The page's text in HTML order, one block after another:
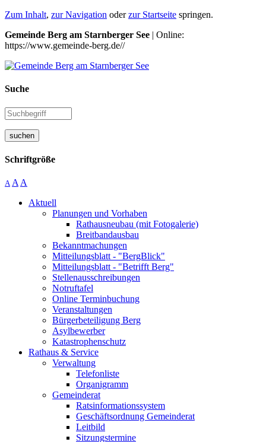
Zum Inhalt, zur Navigation oderzur Startseite springen.
Gemeinde Berg am Starnberger See | Online:
https://www.gemeinde-berg.de//
Suche
suchen
Schriftgröße
A A A
Aktuell
Planungen und Vorhaben
Rathausneubau (mit Fotogalerie)
Breitbandausbau
Bekanntmachungen
Mitteilungsblatt - "BergBlick"
Mitteilungsblatt - "Betrifft Berg"
Stellenausschreibungen
Notruftafel
Online Terminbuchung
Veranstaltungen
Bürgerbeteiligung Berg
Asylbewerber
Katastrophenschutz
Rathaus & Service
Verwaltung
Telefonliste
Organigramm
Gemeinderat
Ratsinformationssystem
Geschäftsordnung Gemeinderat
Leitbild
Sitzungstermine